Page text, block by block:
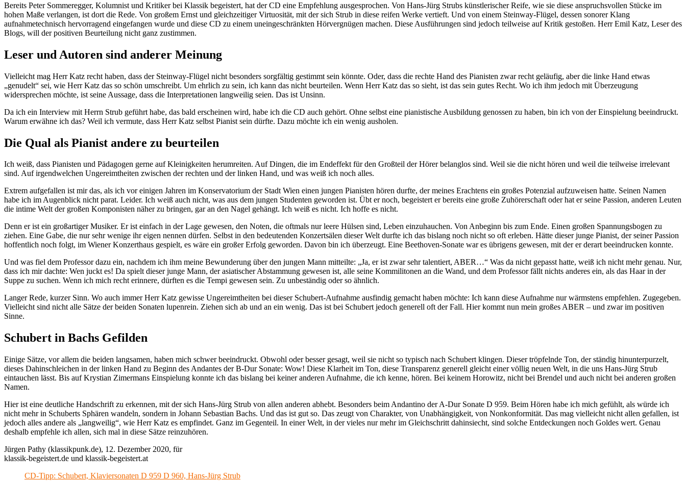
Bereits Peter Sommeregger, Kolumnist und Kritiker bei Klassik begeistert, hat der CD eine Empfehlung ausgesprochen. Von Hans-Jürg Strubs künstlerischer Reife, wie sie diese anspruchsvollen Stücke im
hohen Maße verlangen, ist dort die Rede. Von großem Ernst und gleichzeitiger Virtuosität, mit der sich Strub in diese reifen Werke vertieft. Und von einem Steinway-Flügel, dessen sonorer Klang
aufnahmetechnisch hervorragend eingefangen wurde und diese CD zu einem uneingeschränkten Hörvergnügen machen. Diese Ausführungen sind jedoch teilweise auf Kritik gestoßen. Herr Emil Katz, Leser des
Blogs, will der positiven Beurteilung nicht ganz zustimmen.
Leser und Autoren sind anderer Meinung
Vielleicht mag Herr Katz recht haben, dass der Steinway-Flügel nicht besonders sorgfältig gestimmt sein könnte. Oder, dass die rechte Hand des Pianisten zwar recht geläufig, aber die linke Hand etwas
„genudelt“ sei, wie Herr Katz das so schön umschreibt. Um ehrlich zu sein, ich kann das nicht beurteilen. Wenn Herr Katz das so sieht, ist das sein gutes Recht. Wo ich ihm jedoch mit Überzeugung
widersprechen möchte, ist seine Aussage, dass die Interpretationen langweilig seien. Das ist Unsinn.
Da ich ein Interview mit Herrn Strub geführt habe, das bald erscheinen wird, habe ich die CD auch gehört. Ohne selbst eine pianistische Ausbildung genossen zu haben, bin ich von der Einspielung beeindruckt.
Warum erwähne ich das? Weil ich vermute, dass Herr Katz selbst Pianist sein dürfte. Dazu möchte ich ein wenig ausholen.
Die Qual als Pianist andere zu beurteilen
Ich weiß, dass Pianisten und Pädagogen gerne auf Kleinigkeiten herumreiten. Auf Dingen, die im Endeffekt für den Großteil der Hörer belanglos sind. Weil sie die nicht hören und weil die teilweise irrelevant
sind. Auf irgendwelchen Ungereimtheiten zwischen der rechten und der linken Hand, und was weiß ich noch alles.
Extrem aufgefallen ist mir das, als ich vor einigen Jahren im Konservatorium der Stadt Wien einen jungen Pianisten hören durfte, der meines Erachtens ein großes Potenzial aufzuweisen hatte. Seinen Namen
habe ich im Augenblick nicht parat. Leider. Ich weiß auch nicht, was aus dem jungen Studenten geworden ist. Übt er noch, begeistert er bereits eine große Zuhörerschaft oder hat er seine Passion, anderen Leuten
die intime Welt der großen Komponisten näher zu bringen, gar an den Nagel gehängt. Ich weiß es nicht. Ich hoffe es nicht.
Denn er ist ein großartiger Musiker. Er ist einfach in der Lage gewesen, den Noten, die oftmals nur leere Hülsen sind, Leben einzuhauchen. Von Anbeginn bis zum Ende. Einen großen Spannungsbogen zu
ziehen. Eine Gabe, die nur sehr wenige ihr eigen nennen dürfen. Selbst in den bedeutenden Konzertsälen dieser Welt durfte ich das bislang noch nicht so oft erleben. Hätte dieser junge Pianist, der seiner Passion
hoffentlich noch folgt, im Wiener Konzerthaus gespielt, es wäre ein großer Erfolg geworden. Davon bin ich überzeugt. Eine Beethoven-Sonate war es übrigens gewesen, mit der er derart beeindrucken konnte.
Und was fiel dem Professor dazu ein, nachdem ich ihm meine Bewunderung über den jungen Mann mitteilte: „Ja, er ist zwar sehr talentiert, ABER…“ Was da nicht gepasst hatte, weiß ich nicht mehr genau. Nur,
dass ich mir dachte: Wen juckt es! Da spielt dieser junge Mann, der asiatischer Abstammung gewesen ist, alle seine Kommilitonen an die Wand, und dem Professor fällt nichts anderes ein, als das Haar in der
Suppe zu suchen. Wenn ich mich recht erinnere, dürften es die Tempi gewesen sein. Zu unbeständig oder so ähnlich.
Langer Rede, kurzer Sinn. Wo auch immer Herr Katz gewisse Ungereimtheiten bei dieser Schubert-Aufnahme ausfindig gemacht haben möchte: Ich kann diese Aufnahme nur wärmstens empfehlen. Zugegeben.
Vielleicht sind nicht alle Sätze der beiden Sonaten lupenrein. Ziehen sich ab und an ein wenig. Das ist bei Schubert jedoch generell oft der Fall. Hier kommt nun mein großes ABER – und zwar im positiven
Sinne.
Schubert in Bachs Gefilden
Einige Sätze, vor allem die beiden langsamen, haben mich schwer beeindruckt. Obwohl oder besser gesagt, weil sie nicht so typisch nach Schubert klingen. Dieser tröpfelnde Ton, der ständig hinunterpurzelt,
dieses Dahinschleichen in der linken Hand zu Beginn des Andantes der B-Dur Sonate: Wow! Diese Klarheit im Ton, diese Transparenz generell gleicht einer völlig neuen Welt, in die uns Hans-Jürg Strub
eintauchen lässt. Bis auf Krystian Zimermans Einspielung konnte ich das bislang bei keiner anderen Aufnahme, die ich kenne, hören. Bei keinem Horowitz, nicht bei Brendel und auch nicht bei anderen großen
Namen.
Hier ist eine deutliche Handschrift zu erkennen, mit der sich Hans-Jürg Strub von allen anderen abhebt. Besonders beim Andantino der A-Dur Sonate D 959. Beim Hören habe ich mich gefühlt, als würde ich
nicht mehr in Schuberts Sphären wandeln, sondern in Johann Sebastian Bachs. Und das ist gut so. Das zeugt von Charakter, von Unabhängigkeit, von Nonkonformität. Das mag vielleicht nicht allen gefallen, ist
jedoch alles andere als „langweilig“, wie Herr Katz es empfindet. Ganz im Gegenteil. In einer Welt, in der vieles nur mehr im Gleichschritt dahinsiecht, sind solche Entdeckungen noch Goldes wert. Genau
deshalb empfehle ich allen, sich mal in diese Sätze reinzuhören.
Jürgen Pathy (klassikpunk.de), 12. Dezember 2020, für
klassik-begeistert.de und klassik-begeistert.at
CD-Tipp: Schubert, Klaviersonaten D 959 D 960, Hans-Jürg Strub